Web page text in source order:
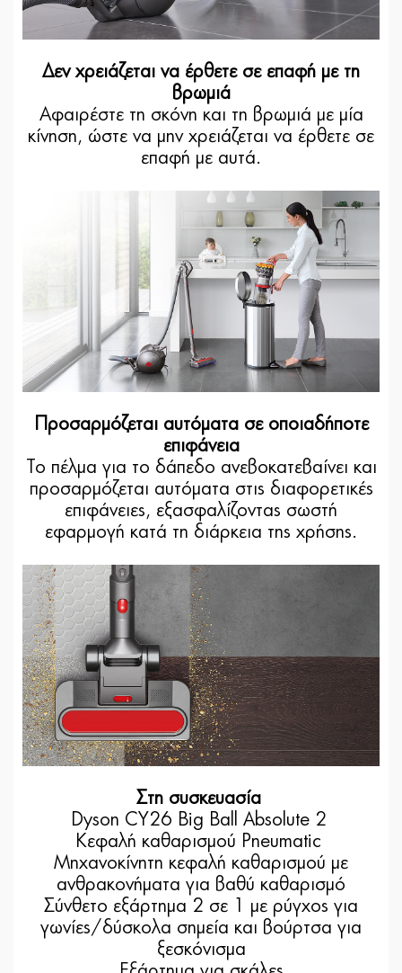
Δεν χρειάζεται να έρθετε σε επαφή με τη
βρωμιά
Αφαιρέστε τη σκόνη και τη βρωμιά με μία
κίνηση, ώστε να μην χρειάζεται να έρθετε σε
επαφή με αυτά.
Προσαρμόζεται αυτόματα σε οποιαδήποτε
επιφάνεια
Το πέλμα για το δάπεδο ανεβοκατεβαίνει και
προσαρμόζεται αυτόματα στις διαφορετικές
επιφάνειες, εξασφαλίζοντας σωστή
εφαρμογή κατά τη διάρκεια της χρήσης.
Στη συσκευασία
Dyson CY26 Big Ball Absolute 2
Κεφαλή καθαρισμού Pneumatic
Μηχανοκίνητη κεφαλή καθαρισμού με
ανθρακονήματα για βαθύ καθαρισμό
Σύνθετο εξάρτημα 2 σε 1 με ρύγχος για
γωνίες/δύσκολα σημεία και βούρτσα για
ξεσκόνισμα